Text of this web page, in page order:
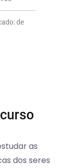
de
as
dos seres